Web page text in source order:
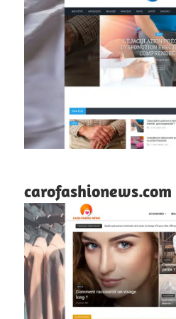
carofashionews.com